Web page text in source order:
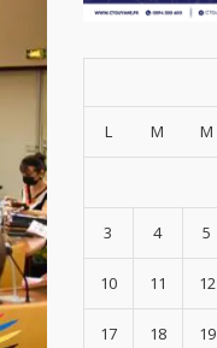
L M M
3 4 5
10 11 12
17 18 19